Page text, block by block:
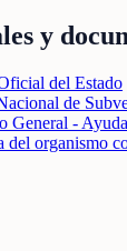
y
del Estado
de
General -
del organismo